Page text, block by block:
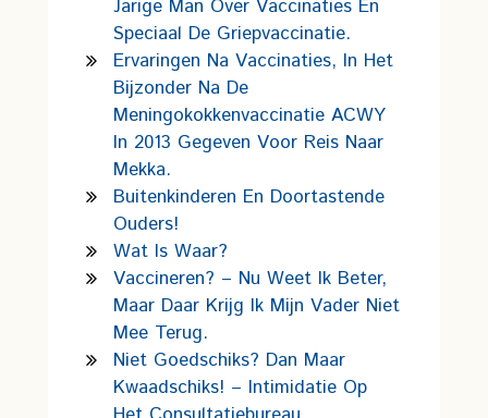
Jarige Man Over Vaccinaties En
Speciaal De Griepvaccinatie.
Ervaringen Na Vaccinaties, In Het
Bijzonder Na De
Meningokokkenvaccinatie ACWY
In 2013 Gegeven Voor Reis Naar
Mekka.
Buitenkinderen En Doortastende
Ouders!
Wat Is Waar?
Vaccineren? – Nu Weet Ik Beter,
Maar Daar Krijg Ik Mijn Vader Niet
Mee Terug.
Niet Goedschiks? Dan Maar
Kwaadschiks! – Intimidatie Op